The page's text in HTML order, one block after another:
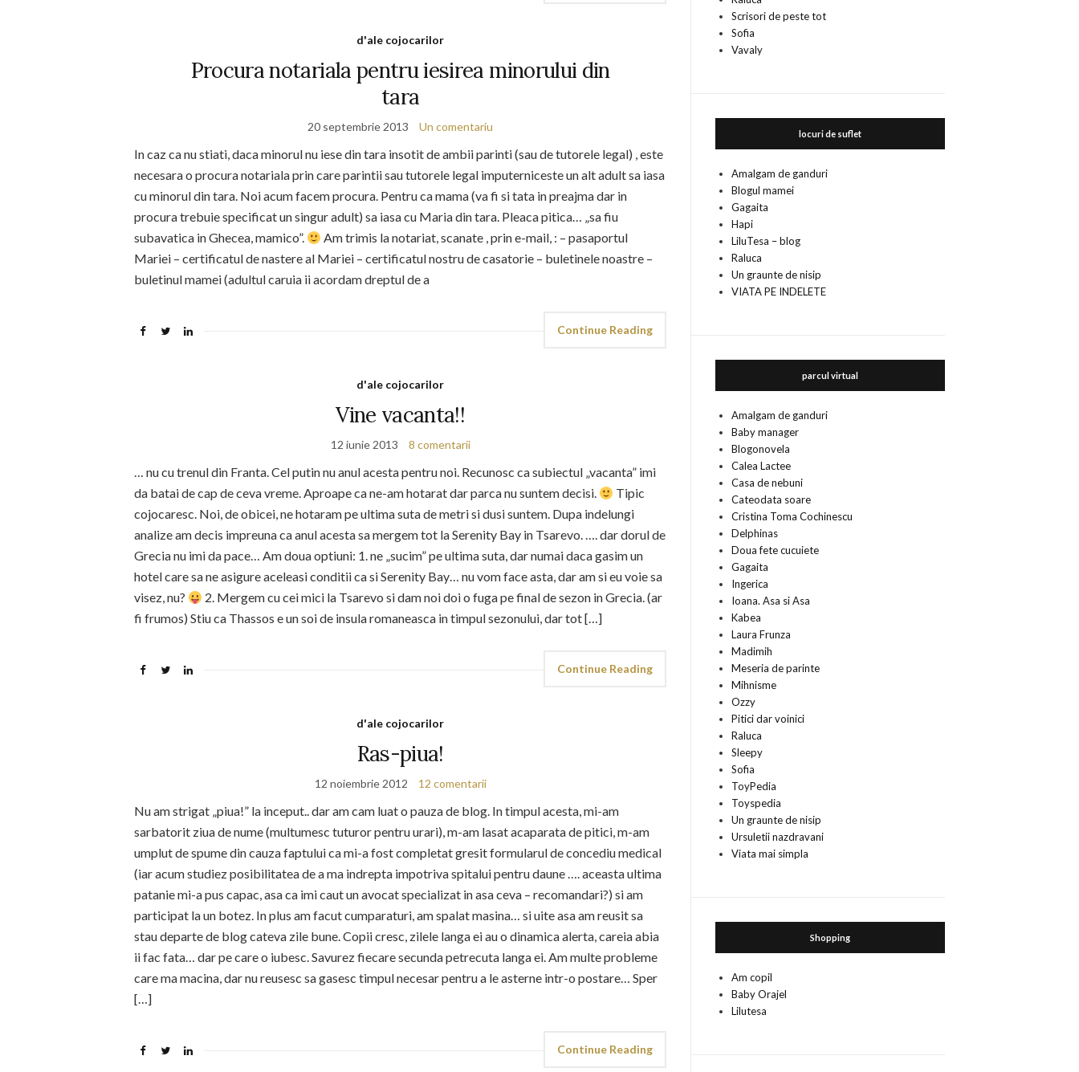
d'ale cojocarilor
Procura notariala pentru iesirea minorului din
tara
20 septembrie 2013 Un comentariu
In caz ca nu stiati, daca minorul nu iese din tara insotit de ambii parinti (sau de tutorele legal) , este
necesara o procura notariala prin care parintii sau tutorele legal imputerniceste un alt adult sa iasa
cu minorul din tara. Noi acum facem procura. Pentru ca mama (va fi si tata in preajma dar in
procura trebuie specificat un singur adult) sa iasa cu Maria din tara. Pleaca pitica… „sa fiu
subavatica in Ghecea, mamico”.
Am trimis la notariat, scanate , prin e-mail, : – pasaportul
Mariei – certificatul de nastere al Mariei – certificatul nostru de casatorie – buletinele noastre –
buletinul mamei (adultul caruia ii acordam dreptul de a
Continue Reading
d'ale cojocarilor
Vine vacanta!!
12 iunie 2013 8 comentarii
… nu cu trenul din Franta. Cel putin nu anul acesta pentru noi. Recunosc ca subiectul „vacanta” imi
da batai de cap de ceva vreme. Aproape ca ne-am hotarat dar parca nu suntem decisi.
Tipic
cojocaresc. Noi, de obicei, ne hotaram pe ultima suta de metri si dusi suntem. Dupa indelungi
analize am decis impreuna ca anul acesta sa mergem tot la Serenity Bay in Tsarevo. …. dar dorul de
Grecia nu imi da pace… Am doua optiuni: 1. ne „sucim” pe ultima suta, dar numai daca gasim un
hotel care sa ne asigure aceleasi conditii ca si Serenity Bay… nu vom face asta, dar am si eu voie sa
visez, nu?
2. Mergem cu cei mici la Tsarevo si dam noi doi o fuga pe final de sezon in Grecia. (ar
fi frumos) Stiu ca Thassos e un soi de insula romaneasca in timpul sezonului, dar tot […]
Continue Reading
d'ale cojocarilor
Ras-piua!
12 noiembrie 2012 12 comentarii
Nu am strigat „piua!” la inceput.. dar am cam luat o pauza de blog. In timpul acesta, mi-am
sarbatorit ziua de nume (multumesc tuturor pentru urari), m-am lasat acaparata de pitici, m-am
umplut de spume din cauza faptului ca mi-a fost completat gresit formularul de concediu medical
(iar acum studiez posibilitatea de a ma indrepta impotriva spitalui pentru daune …. aceasta ultima
patanie mi-a pus capac, asa ca imi caut un avocat specializat in asa ceva – recomandari?) si am
participat la un botez. In plus am facut cumparaturi, am spalat masina… si uite asa am reusit sa
stau departe de blog cateva zile bune. Copii cresc, zilele langa ei au o dinamica alerta, careia abia
ii fac fata… dar pe care o iubesc. Savurez fiecare secunda petrecuta langa ei. Am multe probleme
care ma macina, dar nu reusesc sa gasesc timpul necesar pentru a le asterne intr-o postare… Sper
[…]
Continue Reading
Scrisori de peste tot
Sofia
Vavaly
locuri de suflet
Amalgam de ganduri
Blogul mamei
Gagaita
Hapi
LiluTesa – blog
Raluca
Un graunte de nisip
VIATA PE INDELETE
parcul virtual
Amalgam de ganduri
Baby manager
Blogonovela
Calea Lactee
Casa de nebuni
Cateodata soare
Cristina Toma Cochinescu
Delphinas
Doua fete cucuiete
Gagaita
Ingerica
Ioana. Asa si Asa
Kabea
Laura Frunza
Madimih
Meseria de parinte
Mihnisme
Ozzy
Pitici dar voinici
Raluca
Sleepy
Sofia
ToyPedia
Toyspedia
Un graunte de nisip
Ursuletii nazdravani
Viata mai simpla
Shopping
Am copil
Baby Orajel
Lilutesa